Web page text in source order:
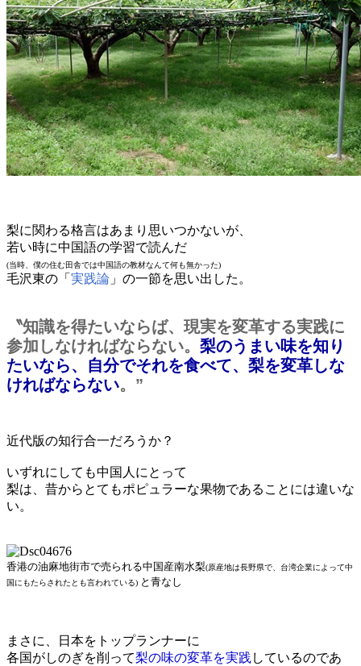
梨に関わる格言はあまり思いつかないが、
若い時に中国語の学習で読んだ
(当時、僕の住む田舎では中国語の教材なんて何も無かった)
毛沢東の「 実践論 」の一節を思い出した。
〝知識を得たいならば、現実を変革する実践に
参加しなければならない。 梨のうまい味を知り
たいなら、自分でそれを食べて、梨を変革しな
ければならない。”
近代版の知行合一だろうか？
いずれにしても中国人にとって
梨は、昔からとてもポピュラーな果物であることには違いな
い。
香港の油麻地街市で売られる中国産南水梨(原産地は長野県で、台湾企業によって中
国にもたらされたとも言われている) と青なし
まさに、日本をトップランナーに
各国がしのぎを削って梨の味の変革を実践 しているのであ